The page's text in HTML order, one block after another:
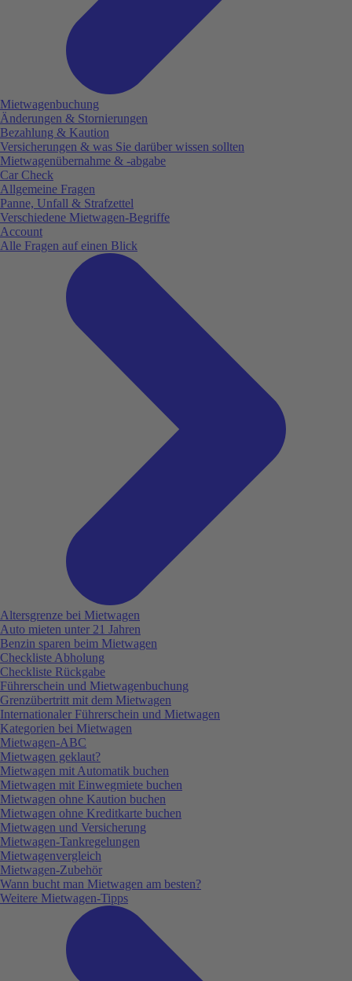
Mietwagenbuchung
Änderungen & Stornierungen
Bezahlung & Kaution
Versicherungen & was Sie darüber wissen sollten
Mietwagenübernahme & -abgabe
Car Check
Allgemeine Fragen
Panne, Unfall & Strafzettel
Verschiedene Mietwagen-Begriffe
Account
Alle Fragen auf einen Blick
Altersgrenze bei Mietwagen
Auto mieten unter 21 Jahren
Benzin sparen beim Mietwagen
Checkliste Abholung
Checkliste Rückgabe
Führerschein und Mietwagenbuchung
Grenzübertritt mit dem Mietwagen
Internationaler Führerschein und Mietwagen
Kategorien bei Mietwagen
Mietwagen-ABC
Mietwagen geklaut?
Mietwagen mit Automatik buchen
Mietwagen mit Einwegmiete buchen
Mietwagen ohne Kaution buchen
Mietwagen ohne Kreditkarte buchen
Mietwagen und Versicherung
Mietwagen-Tankregelungen
Mietwagenvergleich
Mietwagen-Zubehör
Wann bucht man Mietwagen am besten?
Weitere Mietwagen-Tipps